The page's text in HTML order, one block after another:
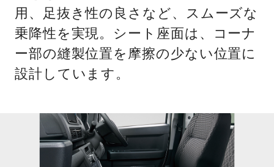
用、足抜き性の良さなど、スムーズな
乗降性を実現。シート座面は、コーナ
ー部の縫製位置を摩擦の少ない位置に
設計しています。